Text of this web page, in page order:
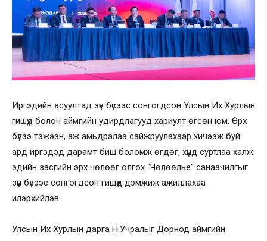
Иргэдийн асуултад зүүн бүсээс сонгогдсон Улсын Их Хурлын
гишүүд болон аймгийн удирдлагууд хариулт өгсөн юм. Өрх
бүлээ тэжээн, аж амьдралаа сайжруулахаар хичээж буй
ард иргэдэд дарамт биш боломж өгдөг, хүнд суртлаа халж
эдийн засгийн эрх чөлөөг олгох “Чөлөөлье” санаачилгыг
зүүн бүсээс сонгогдсон гишүүд дэмжиж ажиллахаа
илэрхийлэв.
Улсын Их Хурлын дарга Н.Учралыг Дорнод аймгийн